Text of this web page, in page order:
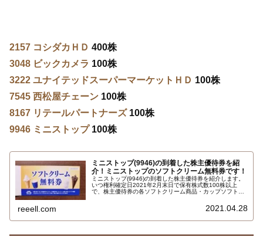
2157 コシダカＨＤ 400株
3048 ビックカメラ 100株
3222 ユナイテッドスーパーマーケットＨＤ 100株
7545 西松屋チェーン 100株
8167 リテールパートナーズ100株
9946 ミニストップ100株
ミニストップ(9946)の到着した株主優待券を紹
介！ミニストップのソフトクリーム無料券です！
ミニストップ(9946)の到着した株主優待券を紹介します。
いつ権利確定日2021年2月末日で保有株式数100株以上
で、株主優待券の各ソフトクリーム商品・カップソフト商
料券５枚です！プレミアムソフトクリームも対象です…
reeell.com 2021.04.28